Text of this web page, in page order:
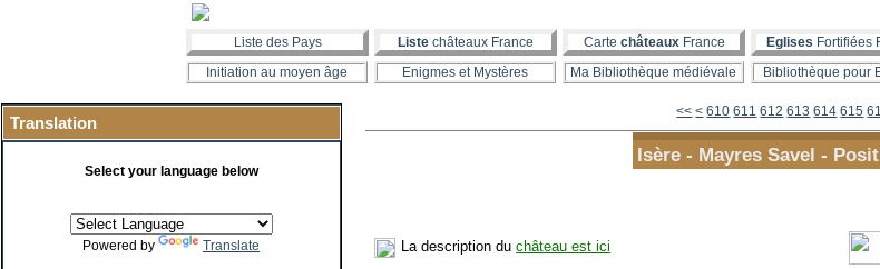
Liste des Pays Liste châteaux France Carte châteauxFrance Eglises Fortifiées
Initiation au moyen âge
Enigmes et Mystères Ma Bibliothèque médiévale Bibliothèque pour
Translation
Select your language below
Powered by Translate
<< < 600
610 611 612 613 614 615
Isère - Mayres Savel -
La description duchâteau est ici